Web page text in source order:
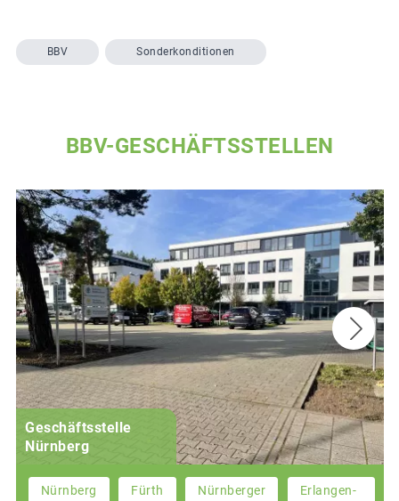
BBV Sonderkonditionen
BBV-GESCHÄFTSSTELLEN
Geschäftsstelle
Nürnberg
Nürnberg Fürth
Nürnberger
Erlangen-